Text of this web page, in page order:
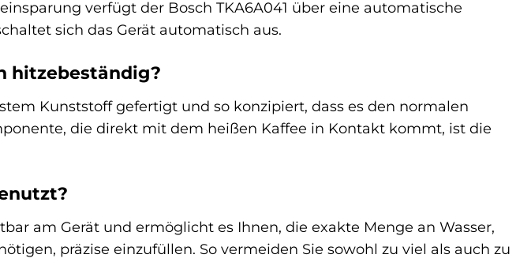
verfügt der Bosch TKA6A041 über eine automatische
sich das Gerät automatisch aus.
hitzebeständig?
Kunststoff gefertigt und so konzipiert, dass es den normalen
die direkt mit dem heißen Kaffee in Kontakt kommt, ist die
am Gerät und ermöglicht es Ihnen, die exakte Menge an Wasser,
präzise einzufüllen. So vermeiden Sie sowohl zu viel als auch zu